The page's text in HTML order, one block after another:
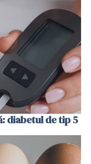
diabetul de tip 5